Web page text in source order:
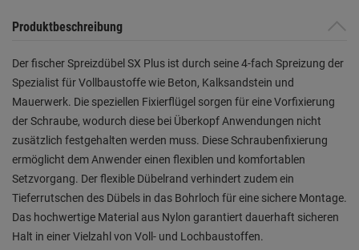
Produktbeschreibung
Der fischer Spreizdübel SX Plus ist durch seine 4-fach Spreizung der
Spezialist für Vollbaustoffe wie Beton, Kalksandstein und
Mauerwerk. Die speziellen Fixierflügel sorgen für eine Vorfixierung
der Schraube, wodurch diese bei Überkopf Anwendungen nicht
zusätzlich festgehalten werden muss. Diese Schraubenfixierung
ermöglicht dem Anwender einen flexiblen und komfortablen
Setzvorgang. Der flexible Dübelrand verhindert zudem ein
Tieferrutschen des Dübels in das Bohrloch für eine sichere Montage.
Das hochwertige Material aus Nylon garantiert dauerhaft sicheren
Halt in einer Vielzahl von Voll- und Lochbaustoffen.